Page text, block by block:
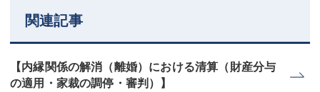
関連記事
【内縁関係の解消（離婚）における清算（財産分与
の適用・家裁の調停・審判）】